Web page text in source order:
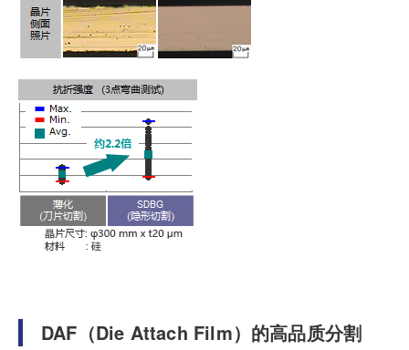
DAF（Die Attach Film）的高品质分割